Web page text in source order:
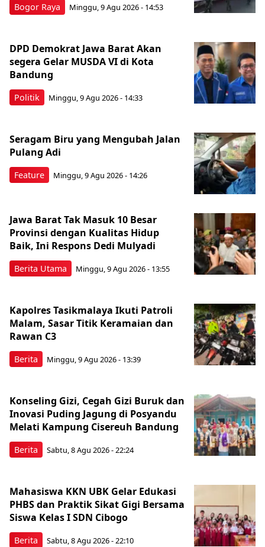
Bogor Raya Minggu, 9 Agu 2026 - 14:53
Politik
DPD Demokrat Jawa Barat Akan
segera Gelar MUSDA VI di Kota
Bandung
Minggu, 9 Agu 2026 - 14:33
Feature
Seragam Biru yang Mengubah Jalan
Pulang Adi
Minggu, 9 Agu 2026 - 14:26
Berita Utama
Jawa Barat Tak Masuk 10 Besar
Provinsi dengan Kualitas Hidup
Baik, Ini Respons Dedi Mulyadi
Minggu, 9 Agu 2026 - 13:55
Berita
Kapolres Tasikmalaya Ikuti Patroli
Malam, Sasar Titik Keramaian dan
Rawan C3
Minggu, 9 Agu 2026 - 13:39
Berita
Konseling Gizi, Cegah Gizi Buruk dan
Inovasi Puding Jagung di Posyandu
Melati Kampung Cisereuh Bandung
Sabtu, 8 Agu 2026 - 22:24
Berita
Mahasiswa KKN UBK Gelar Edukasi
PHBS dan Praktik Sikat Gigi Bersama
Siswa Kelas I SDN Cibogo
Sabtu, 8 Agu 2026 - 22:10